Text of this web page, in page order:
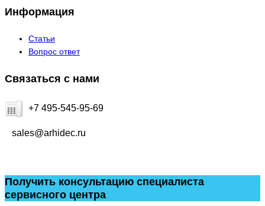
Информация
Статьи
Вопрос ответ
Связаться с нами
+7 495-545-95-69
sales@arhidec.ru
Получить консультацию специалиста
сервисного центра